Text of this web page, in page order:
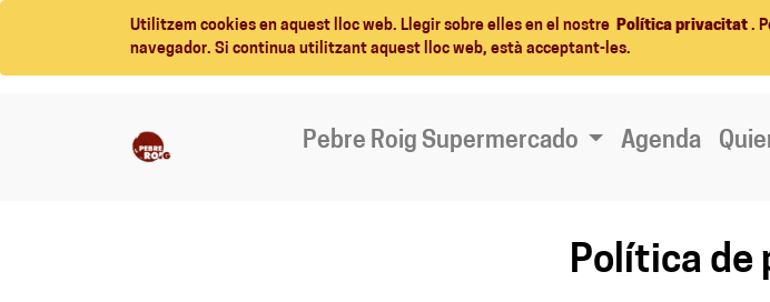
Utilitzem cookies en aquest lloc web. Llegir sobre elles en el nostre Política privacitat .
navegador. Si continua utilitzant aquest lloc web, està acceptant-les.
Pebre Roig Supermercado Agenda
Política